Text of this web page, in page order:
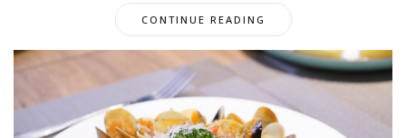
CONTINUE READING